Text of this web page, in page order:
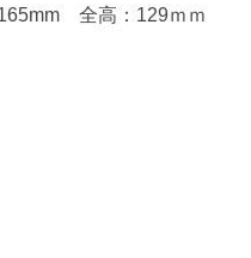
全高：129ｍｍ